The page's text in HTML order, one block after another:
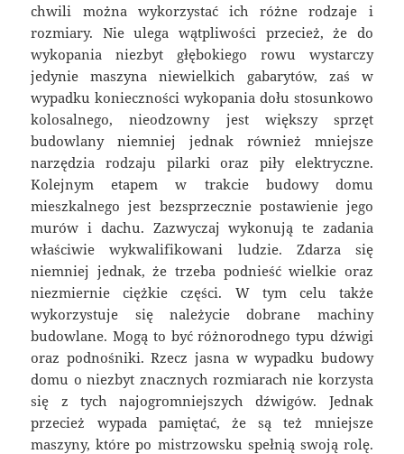
chwili można wykorzystać ich różne rodzaje i
rozmiary. Nie ulega wątpliwości przecież, że do
wykopania niezbyt głębokiego rowu wystarczy
jedynie maszyna niewielkich gabarytów, zaś w
wypadku konieczności wykopania dołu stosunkowo
kolosalnego, nieodzowny jest większy sprzęt
budowlany niemniej jednak również mniejsze
narzędzia rodzaju pilarki oraz piły elektryczne.
Kolejnym etapem w trakcie budowy domu
mieszkalnego jest bezsprzecznie postawienie jego
murów i dachu. Zazwyczaj wykonują te zadania
właściwie wykwalifikowani ludzie. Zdarza się
niemniej jednak, że trzeba podnieść wielkie oraz
niezmiernie ciężkie części. W tym celu także
wykorzystuje się należycie dobrane machiny
budowlane. Mogą to być różnorodnego typu dźwigi
oraz podnośniki. Rzecz jasna w wypadku budowy
domu o niezbyt znacznych rozmiarach nie korzysta
się z tych najogromniejszych dźwigów. Jednak
przecież wypada pamiętać, że są też mniejsze
maszyny, które po mistrzowsku spełnią swoją rolę.